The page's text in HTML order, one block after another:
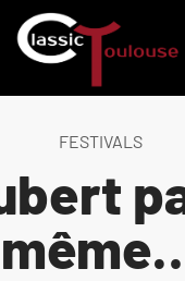
FESTIVALS